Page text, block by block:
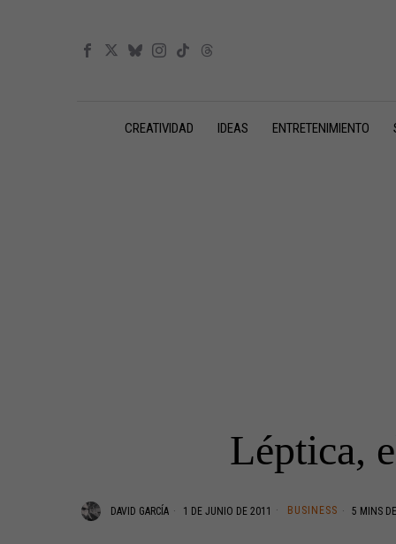
CREATIVIDAD IDEAS ENTRETENIMIENTO
Léptica,
DAVID GARCÍA 1 DE JUNIO DE 2011 BUSINESS 5 MINS